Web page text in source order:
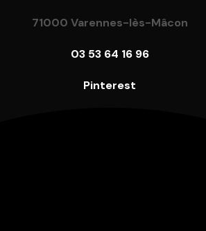
71000 Varennes-lès-Mâcon
03 53 64 16 96
Pinterest